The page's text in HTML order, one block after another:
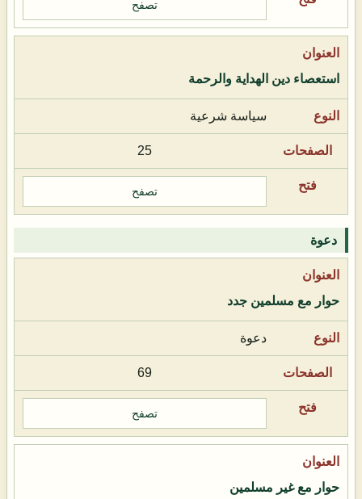
تصفح
استعصاء دين الهداية والرحمة
سياسة شرعية
25
تصفح
دعوة
حوار مع مسلمين جدد
دعوة
69
تصفح
حوار مع غير مسلمين